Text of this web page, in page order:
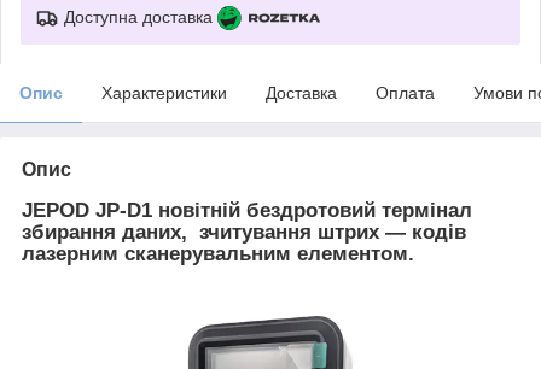
Доступна доставка
Опис Характеристики Доставка Оплата Умови
Опис
JEPOD JP-D1 новітній бездротовий термінал
збирання даних, зчитування штрих — кодів
лазерним сканерувальним елементом.